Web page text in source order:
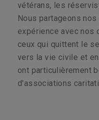
vétérans, les
Nous partageons
expérience avec nos
ceux qui quittent le
vers la vie civile et
ont particulièrement
d'associations